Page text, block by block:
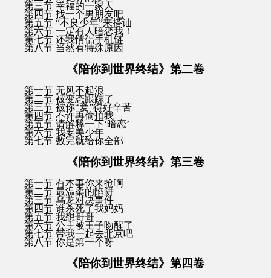
第三节 幸福的一家人
第四节 找一个男朋友吧
第五节 “不良少年”来搭讪
第六节 一定有人暗恋我！
第七节 还我情侣手机链
第八节 当然有特殊原因
《陪你到世界终结》第二卷
第一节 无风不起浪
第二节 被变态跟踪了
第三节 被你“爱”得好辛苦
第四节 不许再偷拍我
第五节 请解释一下‘暗恋’
第六节 我要美少年
第七节 数完就给你全部
《陪你到世界终结》第三卷
第一节 有本事你来抢啊
第二节 最温柔的陷阱
第三节 乌龙对决事件
第四节 谁杀死了我妈妈
第五节 我想哥哥
第六节 公主被王子吻醒了
第七节 带我一起去北京吧
第八节 你是第一个呀
《陪你到世界终结》第四卷